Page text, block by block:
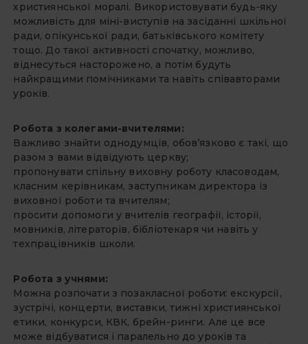
християнської моралі. Використовувати будь-яку
можливість для міні-виступів на засіданні шкільної
ради, опікунської ради, батьківського комітету
тощо. До такої активності спочатку, можливо,
віднесуться насторожено, а потім будуть
найкращими помічниками та навіть співавторами
уроків.
Робота з колегами-вчителями:
Важливо знайти однодумців, обов’язково є такі, що
разом з вами відвідують церкву;
пропонувати спільну виховну роботу класоводам,
класним керівникам, заступникам директора із
виховної роботи та вчителям;
просити допомоги у вчителів географії, історії,
мовників, літераторів, бібліотекаря чи навіть у
техпрацівників школи.
Робота з учнями:
Можна розпочати з позакласної роботи: екскурсії,
зустрічі, концерти, виставки, тижні християнської
етики, конкурси, КВК, брейн-ринги. Але це все
може відбуватися і паралельно до уроків та